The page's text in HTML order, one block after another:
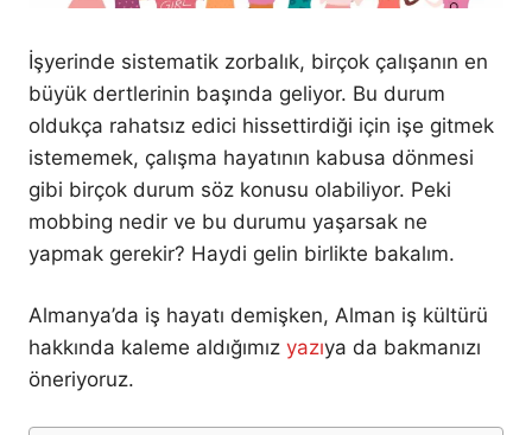
İşyerinde sistematik zorbalık, birçok çalışanın en
büyük dertlerinin başında geliyor. Bu durum
oldukça rahatsız edici hissettirdiği için işe gitmek
istememek, çalışma hayatının kabusa dönmesi
gibi birçok durum söz konusu olabiliyor. Peki
mobbing nedir ve bu durumu yaşarsak ne
yapmak gerekir? Haydi gelin birlikte bakalım.
Almanya’da iş hayatı demişken, Alman iş kültürü
hakkında kaleme aldığımız yazıya da bakmanızı
öneriyoruz.